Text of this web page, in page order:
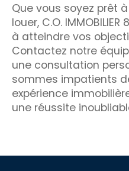
Que vous soyez prêt
louer, C.O.
à atteindre vos
Contactez notre
une consultation
sommes impatients
expérience
une réussite